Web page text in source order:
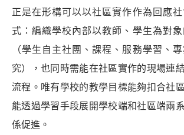
正是在形構可以以社區實作作為回應
式：編織學校內部以教師、學生為對
（學生自主社團、課程、服務學習、
究），也同時需能在社區實作的現場連
流程。唯有學校的教學目標能夠扣合社
能透過學習手段展開學校端和社區端兩
係促進。